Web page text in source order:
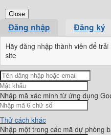
Close
Đăng nhập Đăng ký
Hãy đăng nhập thành viên để
site
Nhập mã xác minh từ ứng dụng
Thử cách khác
Nhập một trong các mã dự phòng